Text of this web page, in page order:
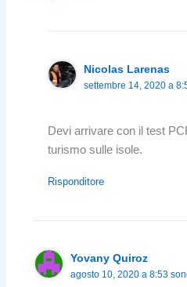
Nicolas Larenas
settembre 14, 2020 a
Devi arrivare con il test
turismo sulle isole.
Risponditore
Yovany Quiroz
agosto 10, 2020 a 8:53